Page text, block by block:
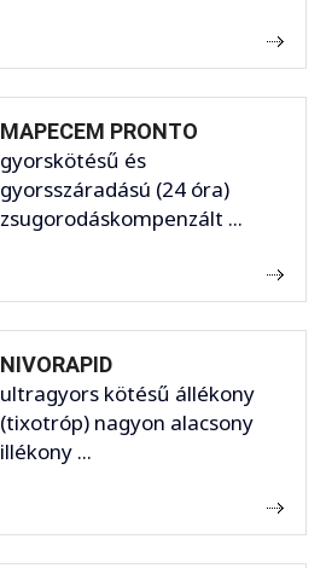
MAPECEM PRONTO
gyorskötésű és
gyorsszáradású (24 óra)
zsugorodáskompenzált ...
NIVORAPID
ultragyors kötésű állékony
(tixotróp) nagyon alacsony
illékony ...